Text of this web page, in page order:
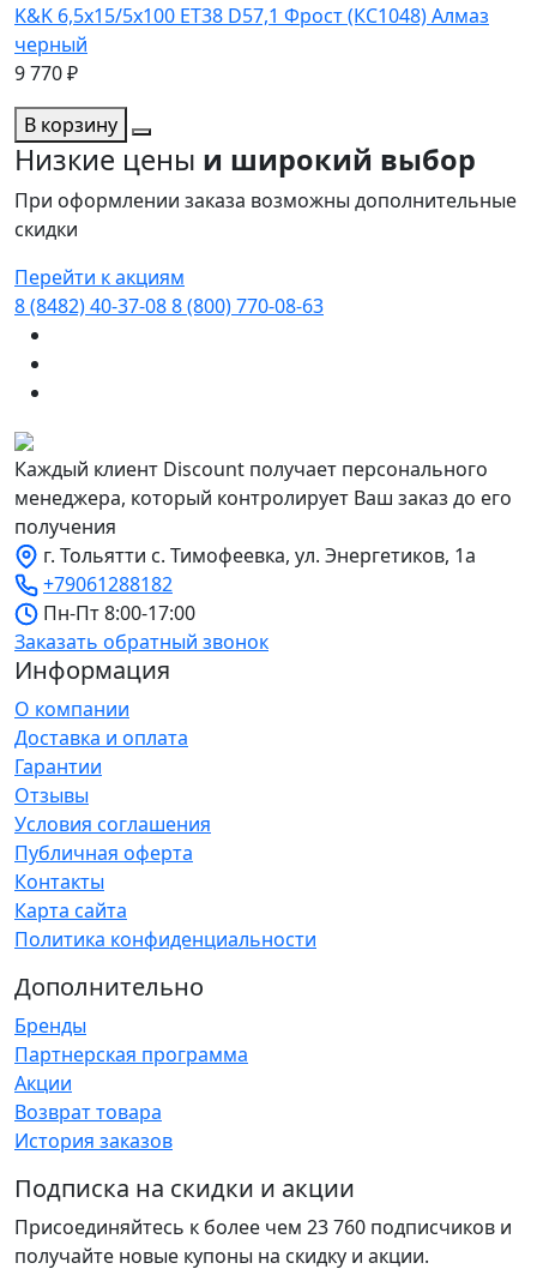
K&K 6,5x15/5x100 ET38 D57,1 Фрост (КС1048) Алмаз
черный
9 770 ₽
В корзину
Низкие цены и широкий выбор
При оформлении заказа возможны дополнительные
скидки
Перейти к акциям
8 (8482) 40-37-088 (800) 770-08-63
Каждый клиент Discount получает персонального
менеджера, который контролирует Ваш заказ до его
получения
г. Тольятти с. Тимофеевка, ул. Энергетиков, 1а
+79061288182
Пн-Пт 8:00-17:00
Заказать обратный звонок
Информация
О компании
Доставка и оплата
Гарантии
Отзывы
Условия соглашения
Публичная оферта
Контакты
Карта сайта
Политика конфиденциальности
Дополнительно
Бренды
Партнерская программа
Акции
Возврат товара
История заказов
Подписка на скидки и акции
Присоединяйтесь к более чем 23 760 подписчиков и
получайте новые купоны на скидку и акции.